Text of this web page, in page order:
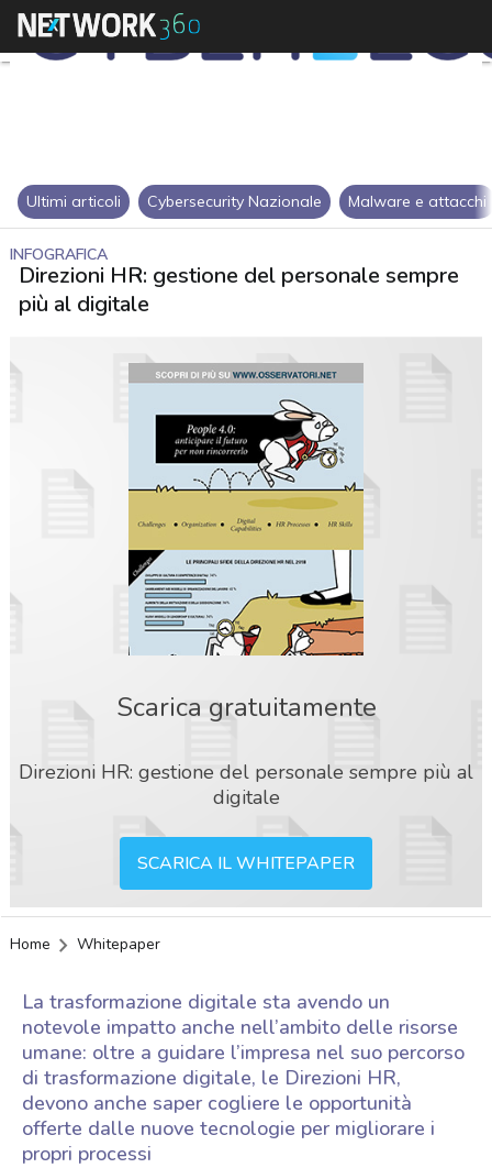
Ultimi articoli Cybersecurity Nazionale Malware e attacchi
INFOGRAFICA
Direzioni HR: gestione del personale sempre
più al digitale
Scarica gratuitamente
Direzioni HR: gestione del personale sempre più al
digitale
SCARICA IL WHITEPAPER
Home Whitepaper
La trasformazione digitale sta avendo un
notevole impatto anche nell’ambito delle risorse
umane: oltre a guidare l’impresa nel suo percorso
di trasformazione digitale, le Direzioni HR,
devono anche saper cogliere le opportunità
offerte dalle nuove tecnologie per migliorare i
propri processi